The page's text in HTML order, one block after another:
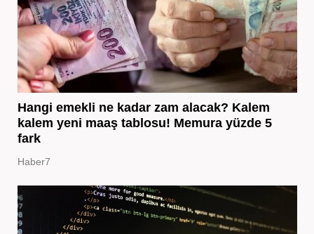
Hangi emekli ne kadar zam alacak? Kalem
kalem yeni maaş tablosu! Memura yüzde 5
fark
Haber7